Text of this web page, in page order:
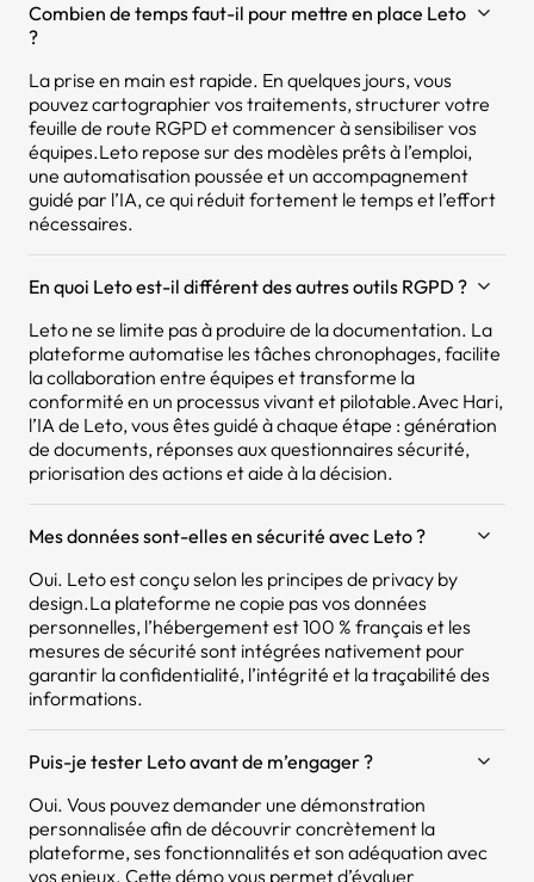
Combien de temps faut-il pour mettre en place Leto
?
La prise en main est rapide. En quelques jours, vous
pouvez cartographier vos traitements, structurer votre
feuille de route RGPD et commencer à sensibiliser vos
équipes.Leto repose sur des modèles prêts à l’emploi,
une automatisation poussée et un accompagnement
guidé par l’IA, ce qui réduit fortement le temps et l’effort
nécessaires.
En quoi Leto est-il différent des autres outils RGPD ?
Leto ne se limite pas à produire de la documentation. La
plateforme automatise les tâches chronophages, facilite
la collaboration entre équipes et transforme la
conformité en un processus vivant et pilotable.Avec Hari,
l’IA de Leto, vous êtes guidé à chaque étape : génération
de documents, réponses aux questionnaires sécurité,
priorisation des actions et aide à la décision.
Mes données sont-elles en sécurité avec Leto ?
Oui. Leto est conçu selon les principes de privacy by
design.La plateforme ne copie pas vos données
personnelles, l’hébergement est 100 % français et les
mesures de sécurité sont intégrées nativement pour
garantir la confidentialité, l’intégrité et la traçabilité des
informations.
Puis-je tester Leto avant de m’engager ?
Oui. Vous pouvez demander une démonstration
personnalisée afin de découvrir concrètement la
plateforme, ses fonctionnalités et son adéquation avec
vos enjeux. Cette démo vous permet d’évaluer